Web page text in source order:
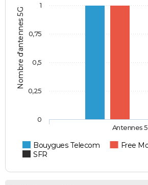
Nombre d'antennes 5G
Bouygues Telecom Free
SFR
Antennes
0
0,25
0,5
0,75
1